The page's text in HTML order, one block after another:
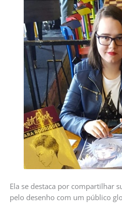
Ela se destaca por compartilhar
pelo desenho com um público